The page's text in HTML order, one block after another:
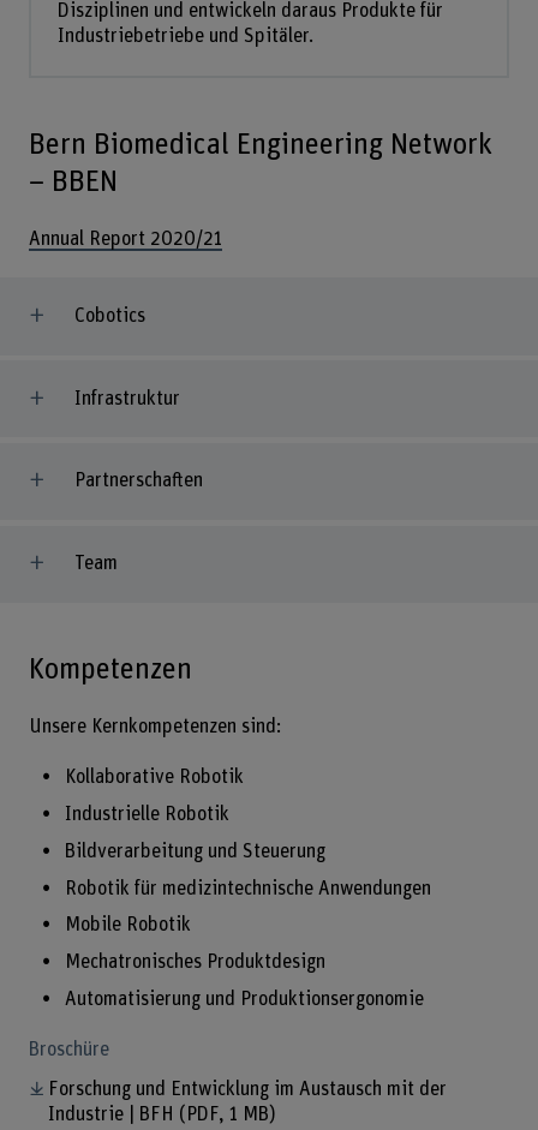
Disziplinen und entwickeln daraus Produkte für
Industriebetriebe und Spitäler.
Bern Biomedical Engineering Network
– BBEN
Annual Report 2020/21
Cobotics
Infrastruktur
Partnerschaften
Team
Kompetenzen
Unsere Kernkompetenzen sind:
Kollaborative Robotik
Industrielle Robotik
Bildverarbeitung und Steuerung
Robotik für medizintechnische Anwendungen
Mobile Robotik
Mechatronisches Produktdesign
Automatisierung und Produktionsergonomie
Broschüre
Forschung und Entwicklung im Austausch mit der
Industrie | BFH (PDF, 1 MB)